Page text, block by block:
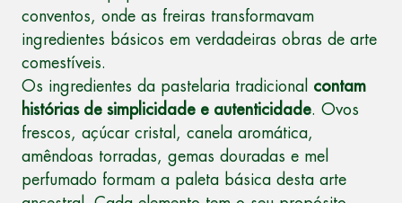
conventos, onde as freiras transformavam
ingredientes básicos em verdadeiras obras de arte
comestíveis.
Os ingredientes da pastelaria tradicional contam
histórias de simplicidade e autenticidade. Ovos
frescos, açúcar cristal, canela aromática,
amêndoas torradas, gemas douradas e mel
perfumado formam a paleta básica desta arte